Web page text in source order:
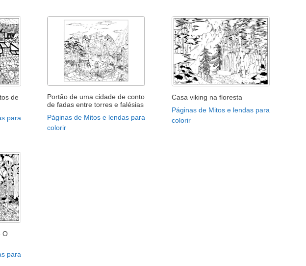
de
para
Portão de uma cidade de conto
de fadas entre torres e falésias
Páginas de Mitos e lendas para
colorir
Casa viking na floresta
Páginas de Mitos e lendas para
colorir
O
para